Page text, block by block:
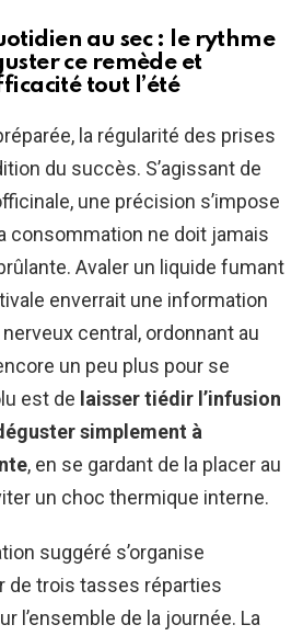
au sec : le rythme
ce remède et
tout l’été
la régularité des prises
du succès. S’agissant de
une précision s’impose
consommation ne doit jamais
Avaler un liquide fumant
enverrait une information
central, ordonnant au
un peu plus pour se
est de laisser tiédir l’infusion
simplement à
, en se gardant de la placer au
un choc thermique interne.
suggéré s’organise
de trois tasses réparties
l’ensemble de la journée. La